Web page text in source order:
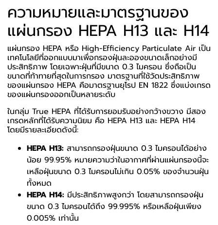
ความหมายและมาตรฐานของ
แผ่นกรอง HEPA H13 และ H14
แผ่นกรอง HEPA หรือ High-Efficiency Particulate Air เป็น
เทคโนโลยีที่ออกแบบมาเพื่อกรองฝุ่นละอองขนาดเล็กอย่างมี
ประสิทธิภาพ โดยเฉพาะฝุ่นที่มีขนาด 0.3 ไมครอน ซึ่งถือเป็น
ขนาดที่ท้าทายที่สุดในการกรอง มาตรฐานที่ใช้วัดประสิทธิภาพ
ของแผ่นกรอง HEPA คือมาตรฐานยุโรป EN 1822 ซึ่งแบ่งเกรด
ของแผ่นกรองออกเป็นหลายระดับ
ในกลุ่ม True HEPA ที่ได้รับการยอมรับอย่างกว้างขวาง มีสอง
เกรดหลักที่ได้รับความนิยม คือ HEPA H13 และ HEPA H14
โดยมีรายละเอียดดังนี้:
HEPA H13: สามารถกรองฝุ่นขนาด 0.3 ไมครอนได้อย่าง
น้อย 99.95% หมายความว่าในอากาศที่ผ่านแผ่นกรองนี้จะ
เหลือฝุ่นขนาด 0.3 ไมครอนไม่เกิน 0.05% ของจำนวนฝุ่น
ทั้งหมด
HEPA H14: มีประสิทธิภาพสูงกว่า โดยสามารถกรองฝุ่น
ขนาด 0.3 ไมครอนได้ถึง 99.995% หรือเหลือฝุ่นเพียง
0.005% เท่านั้น